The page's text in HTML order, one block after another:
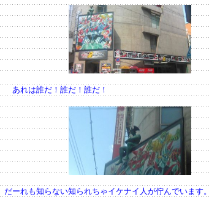
あれは誰だ！誰だ！誰だ！
だーれも知らない知られちゃイケナイ人が佇んでいます